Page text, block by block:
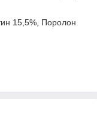
15,5%, Поролон